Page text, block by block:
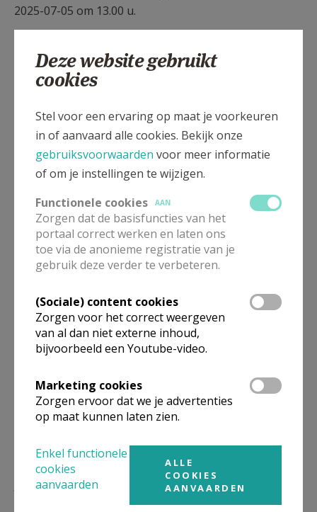
2025-07-05 om 13.00 u.
Gepubliceerd door
Pastorale Zone Effata - Opwijk
Meer
Artikel
Deel dit artikel
Lees meer
Deze website gebruikt
cookies
Stel voor een ervaring op maat je voorkeuren
in of aanvaard alle cookies. Bekijk onze
gebruiksvoorwaarden voor meer informatie
of om je instellingen te wijzigen.
Functionele cookies
AAN
Zorgen dat de basisfuncties van het
portaal correct werken en laten ons
toe via de anonieme registratie van je
gebruik deze verder te verbeteren.
(Sociale) content cookies
Zorgen voor het correct weergeven
van al dan niet externe inhoud,
bijvoorbeeld een Youtube-video.
Marketing cookies
Zorgen ervoor dat we je advertenties
op maat kunnen laten zien.
Enkel functionele
cookies
aanvaarden
ALLE
COOKIES
AANVAARDEN